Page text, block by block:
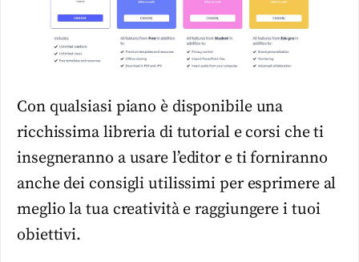
Con qualsiasi piano è disponibile una
ricchissima libreria di tutorial e corsi che ti
insegneranno a usare l’editor e ti forniranno
anche dei consigli utilissimi per esprimere al
meglio la tua creatività e raggiungere i tuoi
obiettivi.